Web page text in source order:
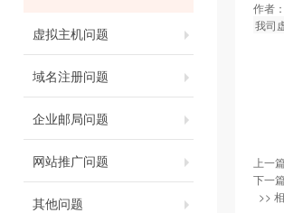
虚拟主机问题
域名注册问题
企业邮局问题
网站推广问题
其他问题
作者：
我司
上一
下一
>>